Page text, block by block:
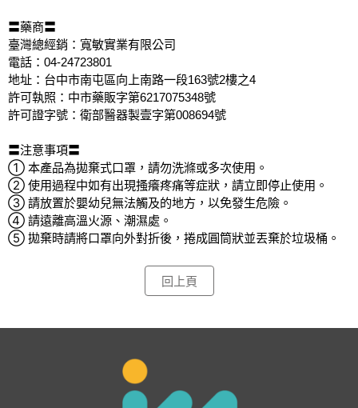
〓藥商〓
臺灣總經銷：寬敏實業有限公司
電話：04-24723801
地址：台中市南屯區向上南路一段163號2樓之4
許可執照：中市藥販字第6217075348號
許可證字號：衛部醫器製壹字第008694號
〓注意事項〓
① 本產品為拋棄式口罩，請勿洗滌或多次使用。
② 使用過程中如有出現搔癢疼痛等症狀，請立即停止使用。
③ 請放置於嬰幼兒無法觸及的地方，以免發生危險。
④ 請遠離高溫火源、潮濕處。
⑤ 拋棄時請將口罩向外對折後，捲成圓筒狀並丟棄於垃圾桶。
回上頁